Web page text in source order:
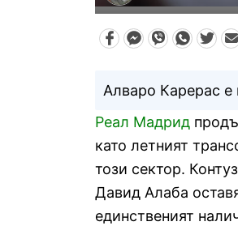
Алваро Карерас е
Реал Мадрид
като летният
този сектор.
Давид Алаба
единственият